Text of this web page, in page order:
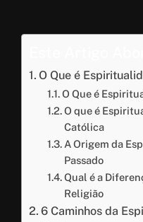
O Que é
O Que é
O que é
Católica
A Origem da
Passado
Qual é a
Religião
6 Caminhos da